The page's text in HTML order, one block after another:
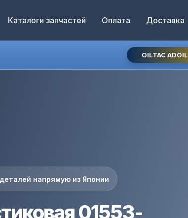
Каталоги запчастей Оплата Доставка
OILTAC ADOIL
напрямую из Японии
01553-